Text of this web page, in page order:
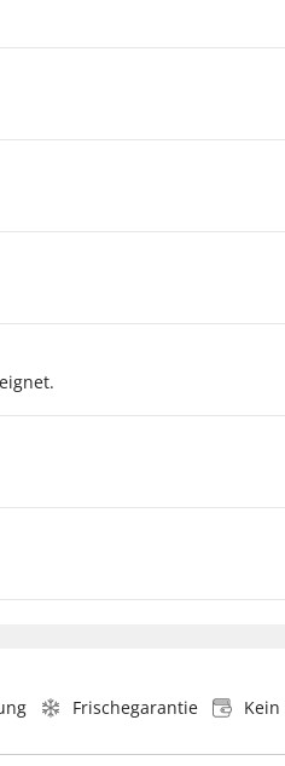
Frischegarantie